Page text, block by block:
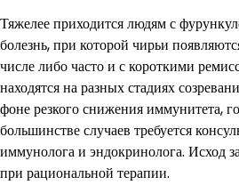
Тяжелее приходится людям с
болезнь, при которой чирьи
числе либо часто и с короткими
находятся на разных стадиях
фоне резкого снижения иммунитета,
большинстве случаев требуется
иммунолога и эндокринолога. Исход
при рациональной терапии.